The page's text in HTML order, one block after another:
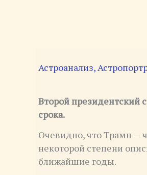
Астроанализ,
Второй президентский
срока.
Очевидно, что Трамп —
некоторой степени
ближайшие годы.